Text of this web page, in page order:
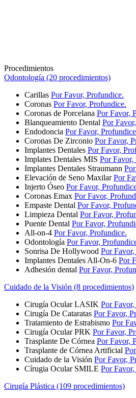
Procedimientos
Odontología (20 procedimientos)
Carillas Por Favor, Profundice.
Coronas Por Favor, Profundice.
Coronas de Porcelana Por Favor,
Blanqueamiento Dental Por
Endodoncia Por Favor,
Coronas De Zirconio Por Favor,
Implantes Dentales Por Favor,
Implates Dentales MIS Por Favor,
Implantes Dentales Straumann
Elevación de Seno Maxilar Por
Injerto Óseo Por Favor,
Coronas Emax Por Favor,
Empaste Dental Por Favor,
Limpieza Dental Por Favor,
Puente Dental Por Favor,
All-on-4 Por Favor, Profundice.
Odontología Por Favor,
Sonrisa De Hollywood Por
Implantes Dentales All-On-6 Por
Adhesión dental Por Favor,
Cuidado de la Visión (8 procedimientos)
Cirugía Ocular LASIK Por
Cirugía De Cataratas Por Favor,
Tratamiento de Estrabismo Por
Cirugía Ocular PRK Por Favor,
Trasplante De Córnea Por Favor,
Trasplante de Córnea Artificial
Cuidado de la Visión Por Favor,
Círugia Ocular SMILE Por
Cirugía Plástica (109 procedimientos)